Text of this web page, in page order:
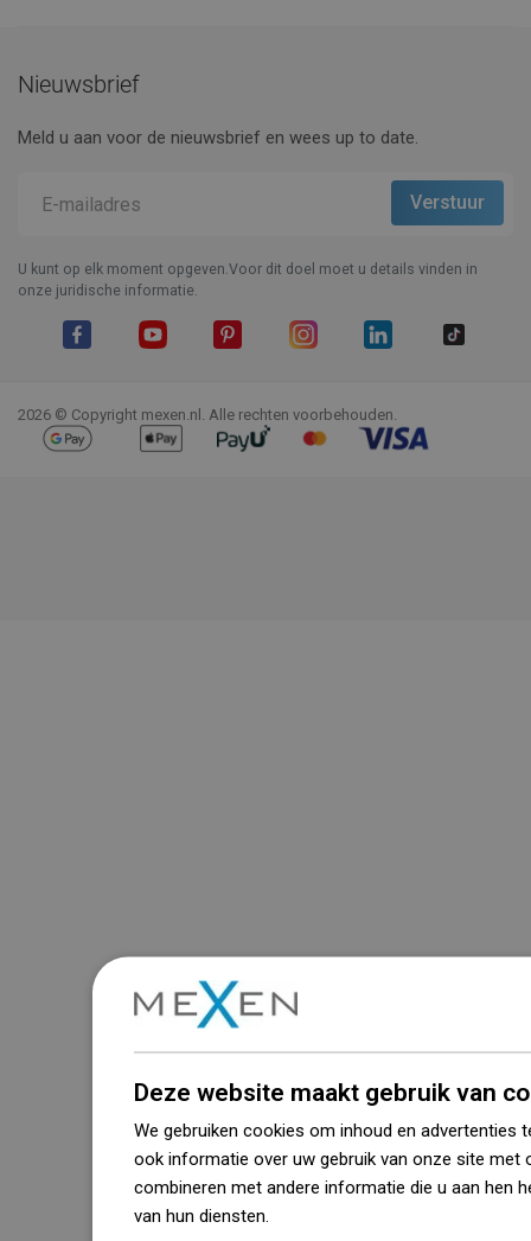
Nieuwsbrief
Meld u aan voor de nieuwsbrief en wees up to date.
U kunt op elk moment opgeven.Voor dit doel moet u details vinden in
onze juridische informatie.
2026 © Copyright mexen.nl. Alle rechten voorbehouden.
Deze website maakt gebruik van
We gebruiken cookies om inhoud en advertenties
ook informatie over uw gebruik van onze site met
combineren met andere informatie die u aan hen
van hun diensten.